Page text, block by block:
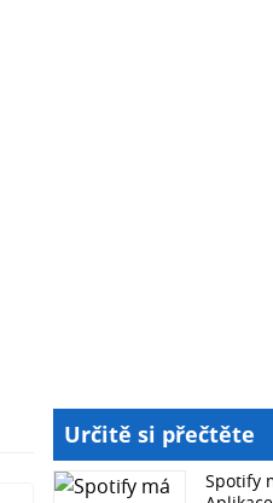
Určitě si přečtěte
Spotify